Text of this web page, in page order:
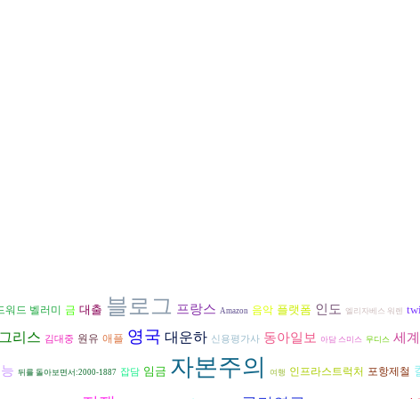
워드 벨러미 금 대출 블로그 프랑스 Amazon 음악 플랫폼 인도 엘리자베스 워렌
그리스 김대중 원유 애플 영국 대운하 신용평가사 동아일보 아담 스미스 무디스 세
뒤를 돌아보면서:2000-1887 잡담 임금 자본주의 여행 인프라스트럭처 포항제철